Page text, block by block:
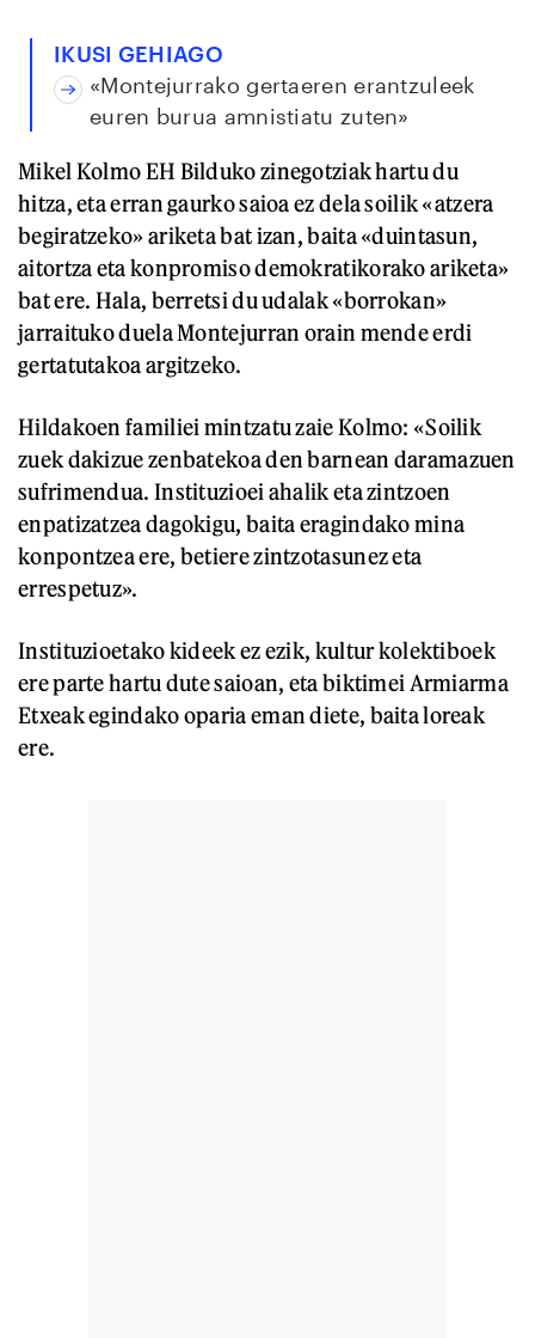
IKUSI GEHIAGO
«Montejurrako gertaeren erantzuleek
euren burua amnistiatu zuten»
Mikel Kolmo EH Bilduko zinegotziak hartu du
hitza, eta erran gaurko saioa ez dela soilik «atzera
begiratzeko» ariketa bat izan, baita «duintasun,
aitortza eta konpromiso demokratikorako ariketa»
bat ere. Hala, berretsi du udalak «borrokan»
jarraituko duela Montejurran orain mende erdi
gertatutakoa argitzeko.
Hildakoen familiei mintzatu zaie Kolmo: «Soilik
zuek dakizue zenbatekoa den barnean daramazuen
sufrimendua. Instituzioei ahalik eta zintzoen
enpatizatzea dagokigu, baita eragindako mina
konpontzea ere, betiere zintzotasunez eta
errespetuz».
Instituzioetako kideek ez ezik, kultur kolektiboek
ere parte hartu dute saioan, eta biktimei Armiarma
Etxeak egindako oparia eman diete, baita loreak
ere.